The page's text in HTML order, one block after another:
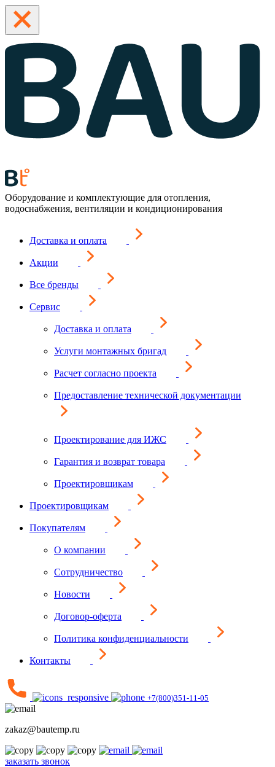
Оборудование и комплектующие для отопления,
водоснабжения, вентиляции и кондиционирования
Доставка и оплата
Акции
Все бренды
Сервис
Доставка и оплата
Услуги монтажных бригад
Расчет согласно проекта
Предоставление технической документации
Проектирование для ИЖС
Гарантия и возврат товара
Проектировщикам
Проектировщикам
Покупателям
О компании
Сотрудничество
Новости
Договор-оферта
Политика конфиденциальности
Контакты
+7(800)351-11-05
zakaz@bautemp.ru
заказать звонок